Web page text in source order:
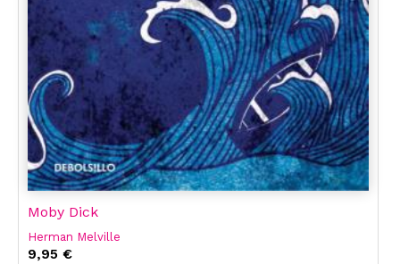
Moby Dick
Herman Melville
9,95 €